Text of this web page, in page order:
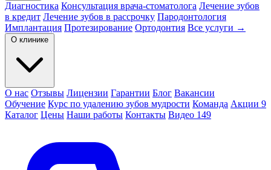
Диагностика Консультация врача-стоматолога Лечение зубов
в кредит Лечение зубов в рассрочку Пародонтология
Имплантация Протезирование Ортодонтия Все услуги →
О клинике
О нас Отзывы Лицензии Гарантии Блог Вакансии
Обучение Курс по удалению зубов мудрости Команда Акции 9
Каталог Цены Наши работы Контакты Видео 149